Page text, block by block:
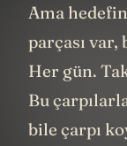
Ama
parçası var,
Her gün.
Bu
bile çarpı